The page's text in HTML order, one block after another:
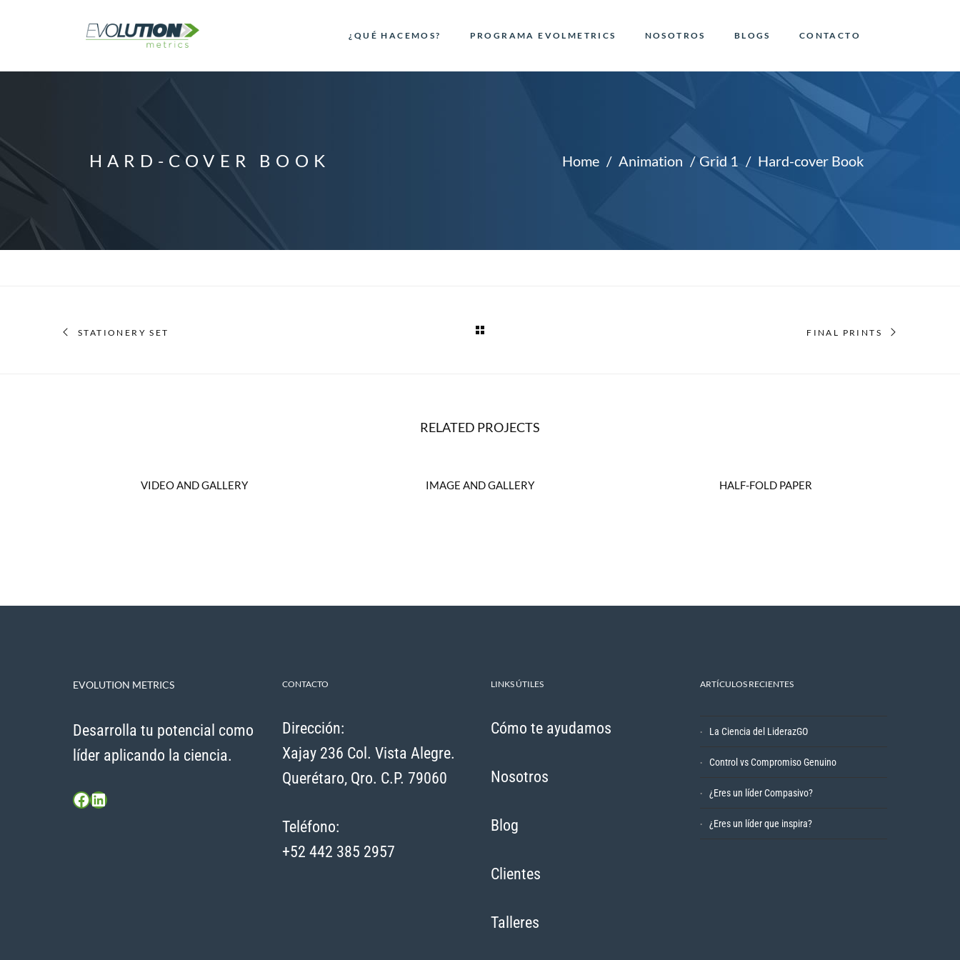
¿QUÉ HACEMOS? PROGRAMA EVOLMETRICS NOSOTROS BLOGS CONTACTO
HARD-COVER BOOK Home Animation Grid 1 Hard-cover Book
STATIONERY SET FINAL PRINTS
RELATED PROJECTS
VIDEO AND GALLERY IMAGE AND GALLERY HALF-FOLD PAPER
EVOLUTION METRICS
Desarrolla tu potencial como
líder aplicando la ciencia.
Facebook
LinkedIn
CONTACTO
Dirección:
Xajay 236 Col. Vista Alegre.
Querétaro, Qro. C.P. 79060
Teléfono:
+52 442 385 2957
LINKS ÚTILES
Cómo te ayudamos
Nosotros
Blog
Clientes
Talleres
ARTÍCULOS RECIENTES
La Ciencia del LiderazGO
Control vs Compromiso Genuino
¿Eres un líder Compasivo?
¿Eres un líder que inspira?